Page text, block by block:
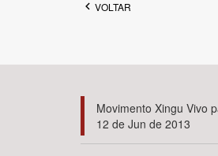
Tema
VOLTAR
Movimento Xingu Vivo
12 de Jun de 2013